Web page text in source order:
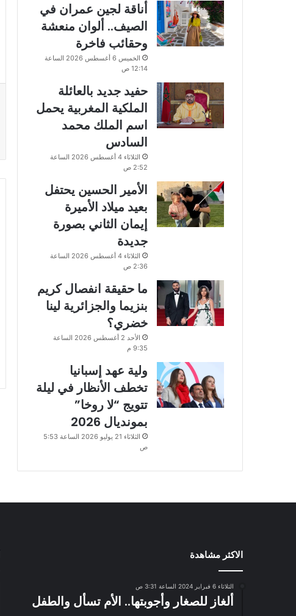
أناقة لجين عمران في
الصيف.. ألوان منعشة
وحقائب فاخرة
الخميس 6 أغسطس 2026 الساعة
12:14 ص
حفيد جديد بالعائلة
الملكية المغربية يحمل
اسم الملك محمد
السادس
الثلاثاء 4 أغسطس 2026 الساعة
2:52 ص
الأمير الحسين يحتفل
بعيد ميلاد الأميرة
إيمان الثاني بصورة
جديدة
الثلاثاء 4 أغسطس 2026 الساعة
2:36 ص
ما حقيقة انفصال كريم
بنزيما والجزائرية لينا
خضري؟
الأحد 2 أغسطس 2026 الساعة
9:35 م
ولية عهد إسبانيا
تخطف الأنظار في ليلة
تتويج “لا روخا”
بمونديال 2026
الثلاثاء 21 يوليو 2026 الساعة 5:53
ص
الاكثر مشاهدة
الثلاثاء 6 فبراير 2024 الساعة 3:31 ص
ألغاز للصغار وأجوبتها.. الأم تسأل والطفل